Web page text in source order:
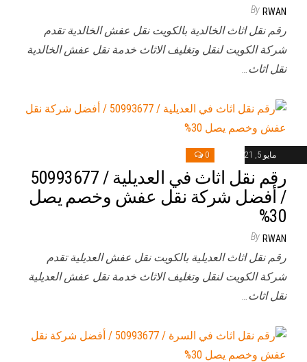
By RWAN
رقم نقل اثاث الخالدية بالكويت نقل عفش الخالدية تقدم
شركة الكويت لنقل وتغليف الاثاث خدمة نقل عفش الخالدية
نقل اثاث…
مايو 5, 2021 0
رقم نقل اثاث في العديلية / 50993677
/ أفضل شركة نقل عفش وخصم يصل
30%
By RWAN
رقم نقل اثاث العديلية بالكويت نقل عفش العديلية تقدم
شركة الكويت لنقل وتغليف الاثاث خدمة نقل عفش العديلية
نقل اثاث…